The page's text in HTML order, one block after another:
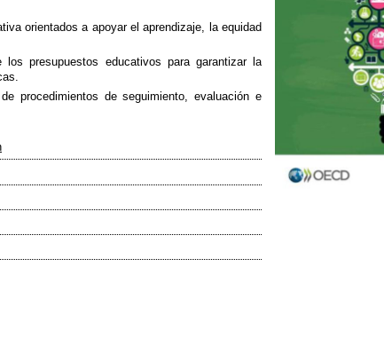
orientados a apoyar el aprendizaje, la equidad
presupuestos educativos para garantizar la
procedimientos de seguimiento, evaluación e